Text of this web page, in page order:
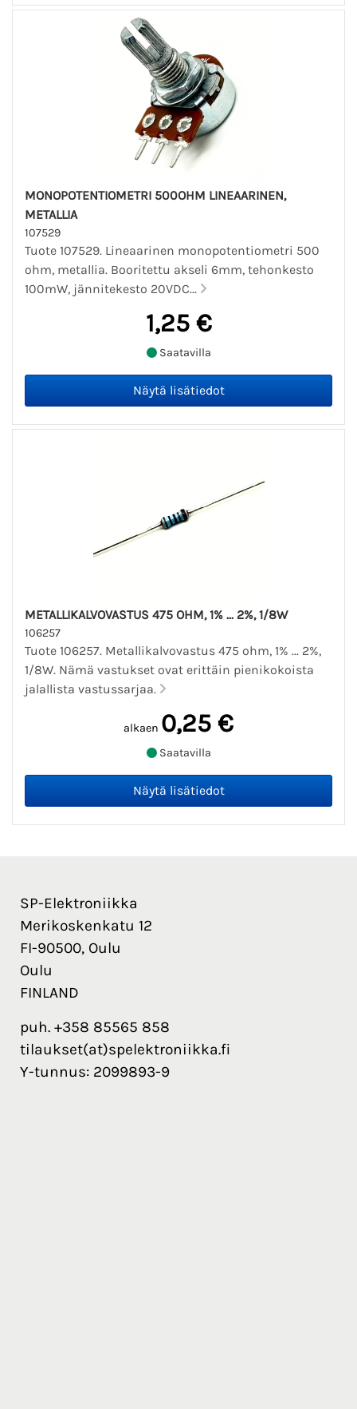
MONOPOTENTIOMETRI 500OHM LINEAARINEN,
METALLIA
107529
Tuote 107529. Lineaarinen monopotentiometri 500
ohm, metallia. Booritettu akseli 6mm, tehonkesto
100mW, jännitekesto 20VDC...
1,25 €
Saatavilla
METALLIKALVOVASTUS 475 OHM, 1% ... 2%, 1/8W
106257
Tuote 106257. Metallikalvovastus 475 ohm, 1% ... 2%,
1/8W. Nämä vastukset ovat erittäin pienikokoista
jalallista vastussarjaa.
alkaen 0,25 €
Saatavilla
SP-Elektroniikka
Merikoskenkatu 12
FI-90500, Oulu
Oulu
FINLAND
puh. +358 85565 858
tilaukset(at)spelektroniikka.fi
Y-tunnus: 2099893-9